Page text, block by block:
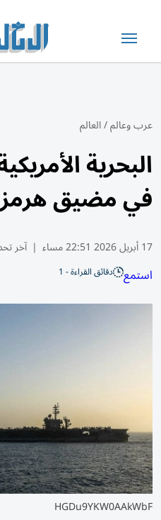
عرب وعالم/العالم
البحرية
في مضيق
17 أبريل 2026 22:51 مساء | آخر
استمع دقائق القراءة - 1
HGDu9YKW0AAkWbF